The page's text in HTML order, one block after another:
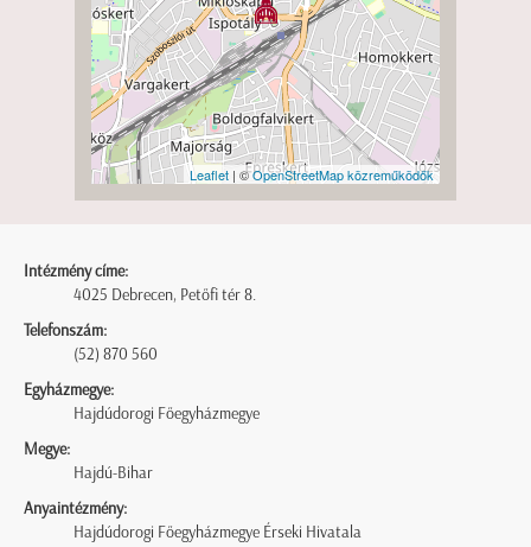
Leaflet | ©OpenStreetMap közreműködők
Intézmény címe:
4025 Debrecen, Petőfi tér 8.
Telefonszám:
(52) 870 560
Egyházmegye:
Hajdúdorogi Főegyházmegye
Megye:
Hajdú-Bihar
Anyaintézmény:
Hajdúdorogi Főegyházmegye Érseki Hivatala